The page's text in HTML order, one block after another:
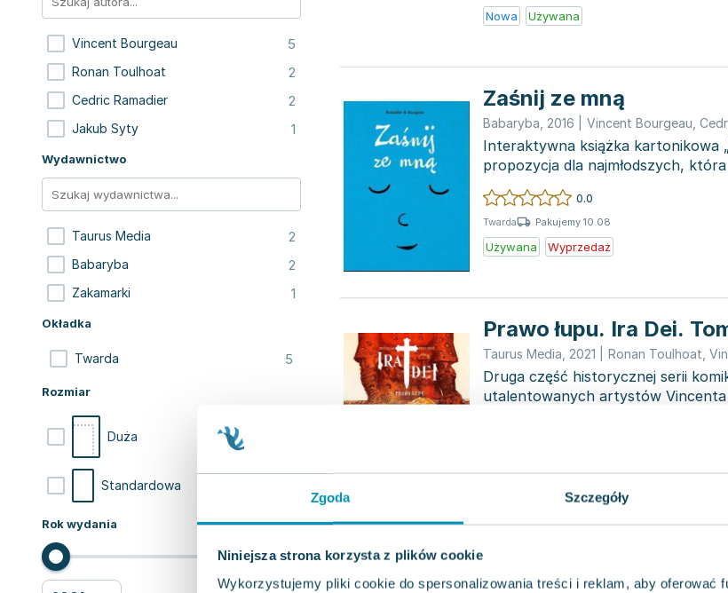
Zgoda Szczegóły
Niniejsza strona korzysta z plików cookie
Wykorzystujemy pliki cookie do spersonalizowania treści i reklam, aby oferować
Vincent Bourgeau 5
Ronan Toulhoat 2
Cedric Ramadier 2
Jakub Syty 1
Wydawnictwo
Taurus Media 2
Babaryba 2
Zakamarki 1
Okładka
Twarda 5
Rozmiar
Duża
Standardowa
Rok wydania
Nowa Używana
Zaśnij ze mną
Babaryba 2016 Vincent Bourgeau
Interaktywna książka kartonikowa
propozycja dla najmłodszych,
rytuały....
0.0
Twarda Pakujemy 10.08
Używana Wyprzedaż
Prawo łupu. Ira Dei.
Taurus Media 2021 Ronan Toulhoat
Druga część historycznej serii
utalentowanych artystów
Nowa
Taurus Media,2019| Vincent Bourgeau,